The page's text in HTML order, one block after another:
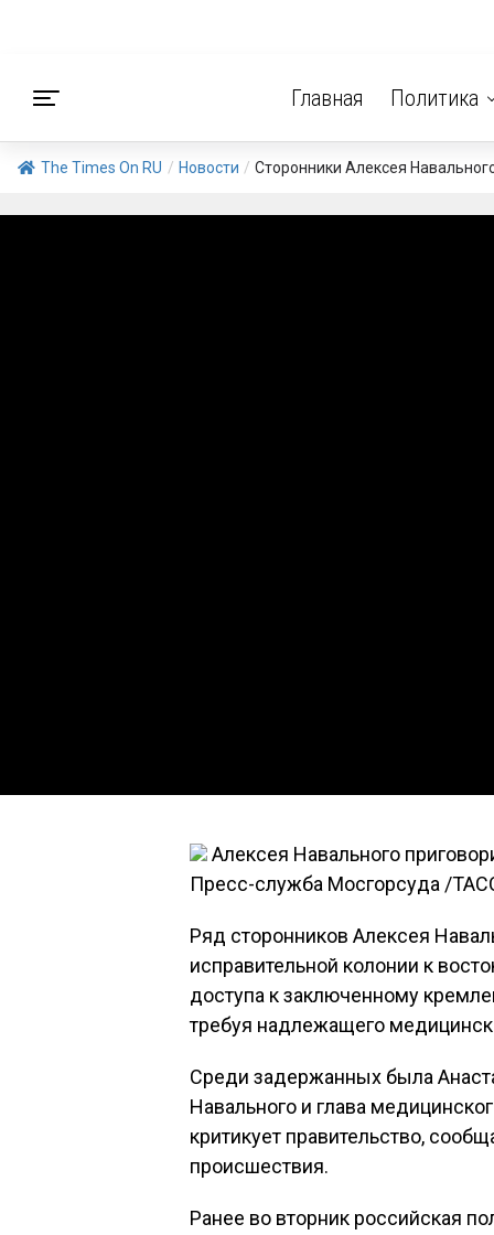
Главная Политика
The Times On RU / Новости / Сторонники Алексея
Алексея Навального
Пресс-служба Мосгорсуда /
Ряд сторонников Алексея
исправительной колонии к
доступа к заключенному
требуя надлежащего
Среди задержанных была
Навального и глава
критикует правительство,
происшествия.
Ранее во вторник российская